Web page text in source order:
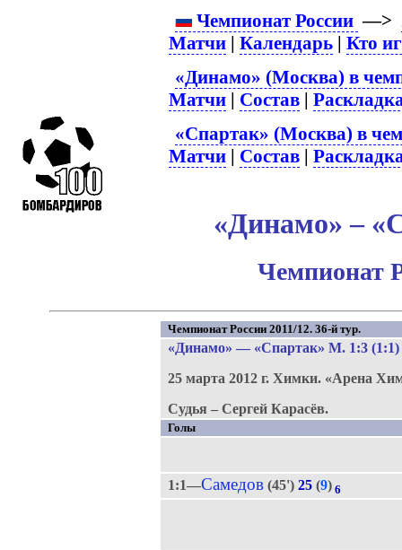
Чемпионат России —>
Матчи |Календарь |Кто
«Динамо» (Москва) в
Матчи | Состав |
«Спартак» (Москва) в
Матчи | Состав |
«Динамо» –
Чемпионат
Чемпионат России 2011/12. 36-й тур.
«Динамо» — «Спартак» М. 1:3 (1:1)
25 марта 2012 г. Химки. «Арена
Судья – Сергей Карасёв.
Голы
1:1—Самедов(45') 25(9) 6